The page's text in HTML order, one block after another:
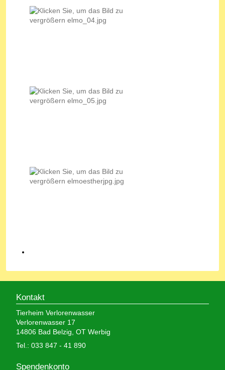
Kontakt
Tierheim Verlorenwasser
Verlorenwasser 17
14806 Bad Belzig, OT Werbig
Tel.: 033 847 - 41 890
Spendenkonto